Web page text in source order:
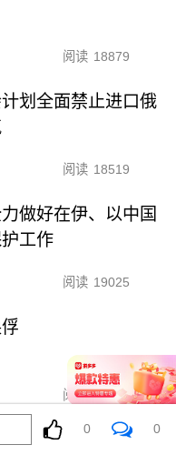
阅读 18879
划全面禁止进口俄
阅读 18519
做好在伊、以中国
工作
阅读 19025
阅读 16943
伊核问题的正确途
0 0